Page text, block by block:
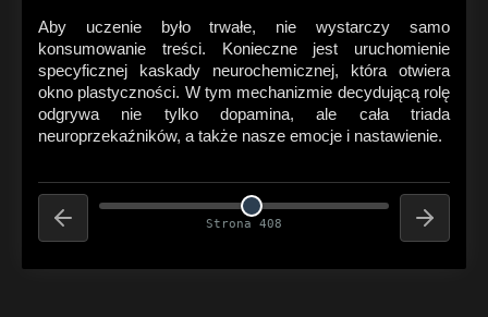
Aby uczenie było trwałe, nie wystarczy samo
konsumowanie treści. Konieczne jest uruchomienie
specyficznej kaskady neurochemicznej, która otwiera
okno plastyczności. W tym mechanizmie decydującą rolę
odgrywa nie tylko dopamina, ale cała triada
neuroprzekaźników, a także nasze emocje i nastawienie.
Strona 408